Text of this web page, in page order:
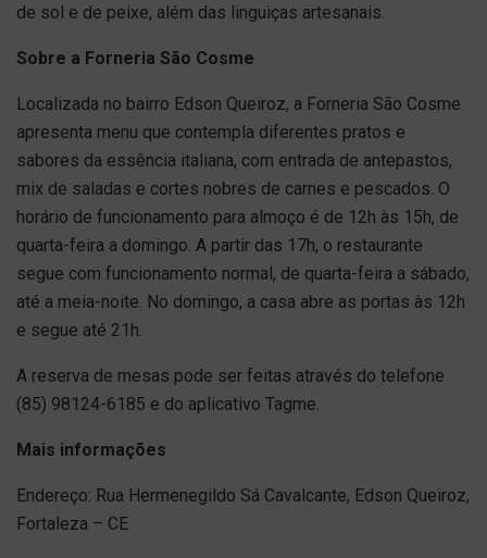
de sol e de peixe, além das linguiças artesanais.
Sobre a Forneria São Cosme
Localizada no bairro Edson Queiroz, a Forneria São Cosme
apresenta menu que contempla diferentes pratos e
sabores da essência italiana, com entrada de antepastos,
mix de saladas e cortes nobres de carnes e pescados. O
horário de funcionamento para almoço é de 12h às 15h, de
quarta-feira a domingo. A partir das 17h, o restaurante
segue com funcionamento normal, de quarta-feira a sábado,
até a meia-noite. No domingo, a casa abre as portas às 12h
e segue até 21h.
A reserva de mesas pode ser feitas através do telefone
(85) 98124-6185 e do aplicativo Tagme.
Mais informações
Endereço: Rua Hermenegildo Sá Cavalcante, Edson Queiroz,
Fortaleza – CE